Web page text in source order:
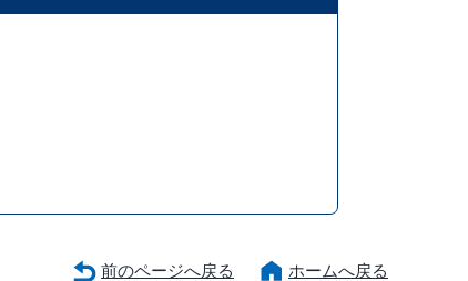
前のページへ戻る ホームへ戻る